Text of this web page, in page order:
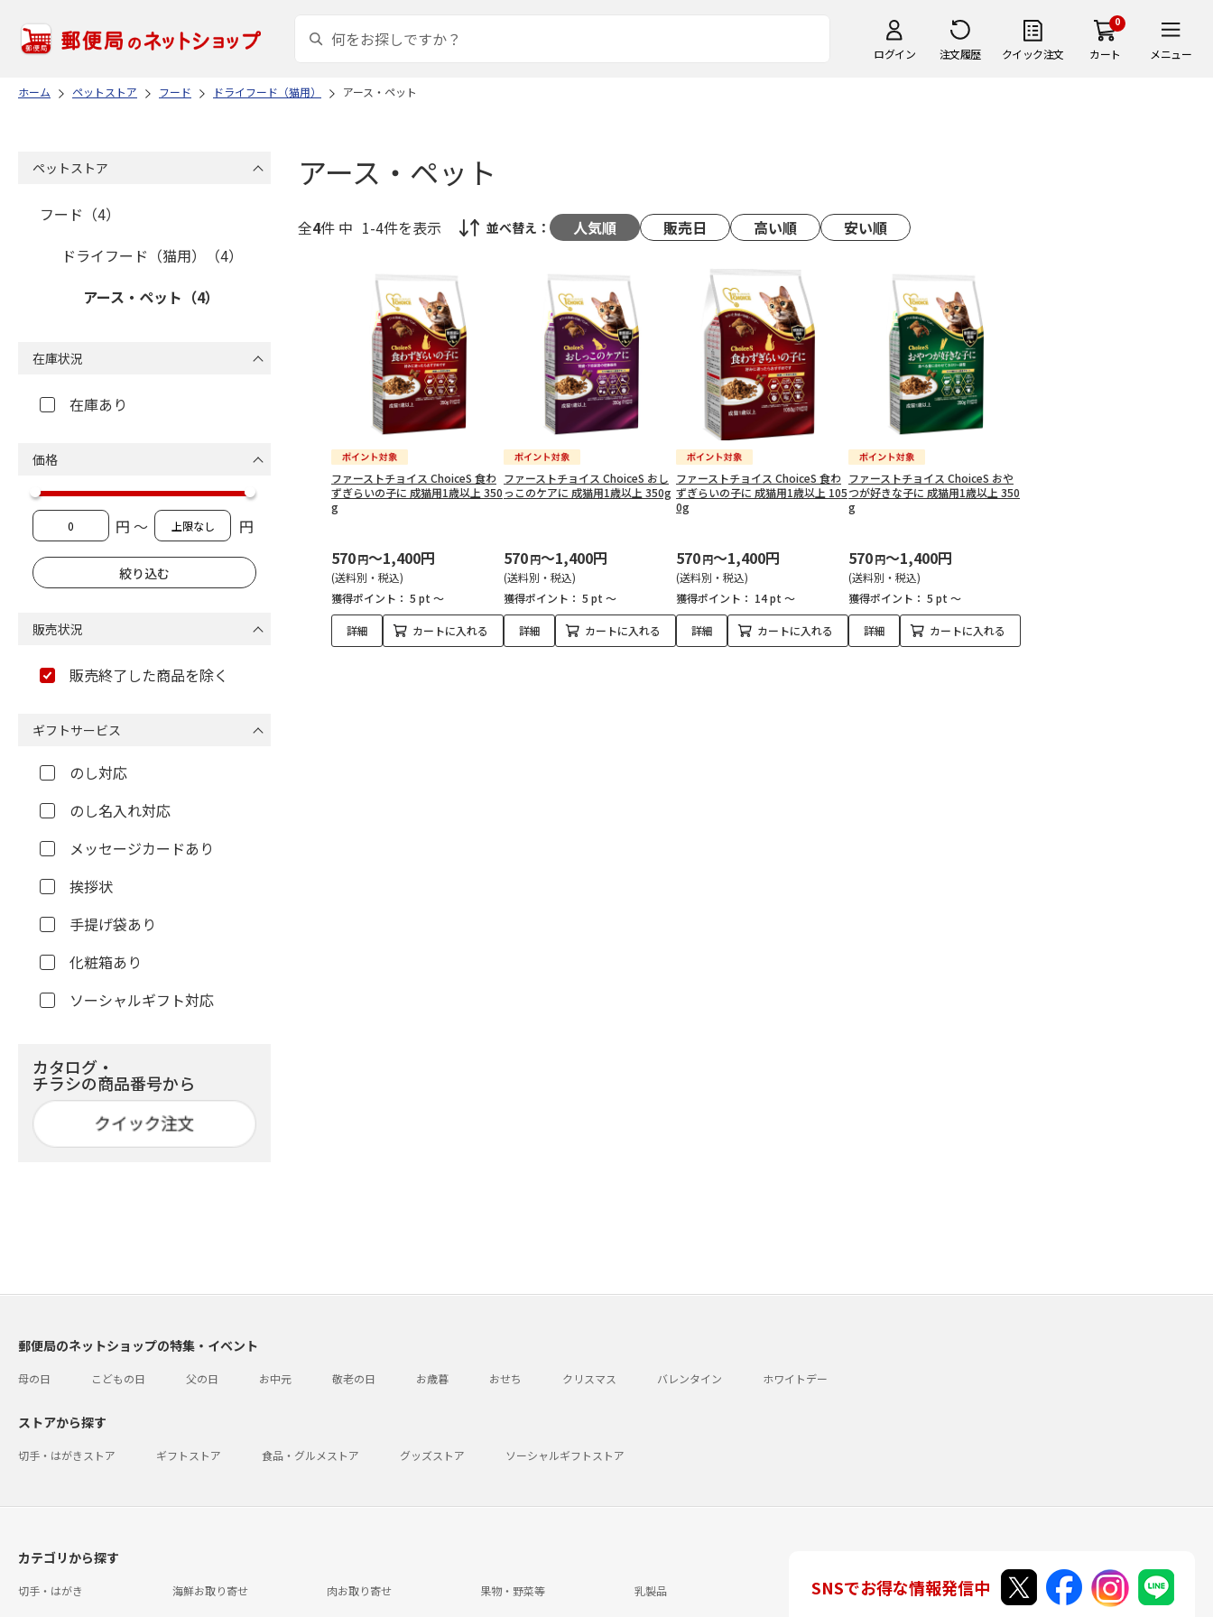
ログイン 注文履歴 クイック注文
0
カート メニュー
ホーム ペットストア フード ドライフード（猫用） アース・ペット
アース・ペット
全4件 中 1-4件を表示 並べ替え： 人気順 販売日 高い順 安い順
ファーストチョイス ChoiceS 食わ
ずぎらいの子に 成猫用1歳以上 350
g
570円～1,400円
(送料別・税込)
獲得ポイント： 5 pt ～
詳細 カートに入れる
ファーストチョイス ChoiceS おし
っこのケアに 成猫用1歳以上 350g
570円～1,400円
(送料別・税込)
獲得ポイント： 5 pt ～
詳細 カートに入れる
ファーストチョイス ChoiceS 食わ
ずぎらいの子に 成猫用1歳以上 105
0g
570円～1,400円
(送料別・税込)
獲得ポイント： 14 pt ～
詳細 カートに入れる
ファーストチョイス ChoiceS おや
つが好きな子に 成猫用1歳以上 350
g
570円～1,400円
(送料別・税込)
獲得ポイント： 5 pt ～
詳細 カートに入れる
ペットストア
フード（4）
ドライフード（猫用）（4）
アース・ペット（4）
在庫状況
在庫あり
価格
円 ～ 円
販売状況
販売終了した商品を除く
ギフトサービス
のし対応
のし名入れ対応
メッセージカードあり
挨拶状
手提げ袋あり
化粧箱あり
ソーシャルギフト対応
カタログ・
チラシの商品番号から
郵便局のネットショップの特集・イベント
母の日 こどもの日 父の日 お中元 敬老の日 お歳暮 おせち クリスマス バレンタイン ホワイトデー
ストアから探す
切手・はがきストア ギフトストア 食品・グルメストア グッズストア ソーシャルギフトストア
カテゴリから探す
切手・はがき 海鮮お取り寄せ 肉お取り寄せ 果物・野菜等 乳製品 SNSでお得な情報発信中